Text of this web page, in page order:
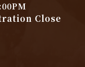
Close